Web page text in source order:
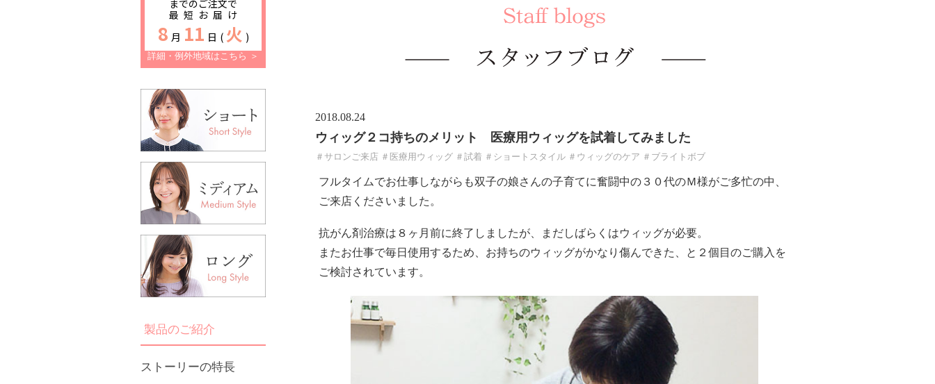
詳細・例外地域はこちら ＞
製品のご紹介
ストーリーの特長
2018.08.24
ウィッグ２コ持ちのメリット 医療用ウィッグを試着してみました
＃サロンご来店 ＃医療用ウィッグ ＃試着 ＃ショートスタイル ＃ウィッグのケア ＃ブライトボブ
フルタイムでお仕事しながらも双子の娘さんの子育てに奮闘中の３０代のＭ様がご多忙の中、
ご来店くださいました。
抗がん剤治療は８ヶ月前に終了しましたが、まだしばらくはウィッグが必要。
またお仕事で毎日使用するため、お持ちのウィッグがかなり傷んできた、と２個目のご購入を
ご検討されています。